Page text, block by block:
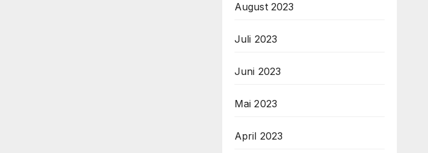
August 2023
Juli 2023
Juni 2023
Mai 2023
April 2023